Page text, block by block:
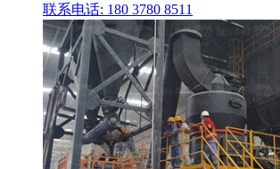
联系电话: 180 3780 8511